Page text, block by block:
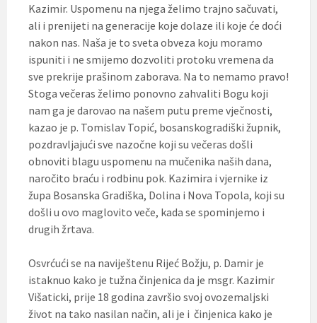
Kazimir. Uspomenu na njega želimo trajno sačuvati,
ali i prenijeti na generacije koje dolaze ili koje će doći
nakon nas. Naša je to sveta obveza koju moramo
ispuniti i ne smijemo dozvoliti protoku vremena da
sve prekrije prašinom zaborava. Na to nemamo pravo!
Stoga večeras želimo ponovno zahvaliti Bogu koji
nam ga je darovao na našem putu preme vječnosti,
kazao je p. Tomislav Topić, bosanskogradiški župnik,
pozdravljajući sve nazočne koji su večeras došli
obnoviti blagu uspomenu na mučenika naših dana,
naročito braću i rodbinu pok. Kazimira i vjernike iz
župa Bosanska Gradiška, Dolina i Nova Topola, koji su
došli u ovo maglovito veče, kada se spominjemo i
drugih žrtava.
Osvrćući se na naviještenu Rijeć Božju, p. Damir je
istaknuo kako je tužna činjenica da je msgr. Kazimir
Višaticki, prije 18 godina završio svoj ovozemaljski
život na tako nasilan način, ali je i činjenica kako je